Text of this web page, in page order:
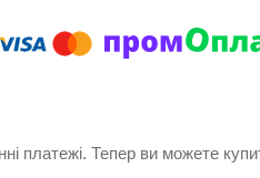
платежі. Тепер ви можете